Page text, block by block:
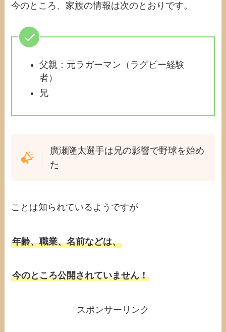
今のところ、家族の情報は次のとおりです。
父親：元ラガーマン（ラグビー経験
者）
兄
廣瀬隆太選手は兄の影響で野球を始め
た
ことは知られているようですが
年齢、職業、名前などは、
今のところ公開されていません！
スポンサーリンク